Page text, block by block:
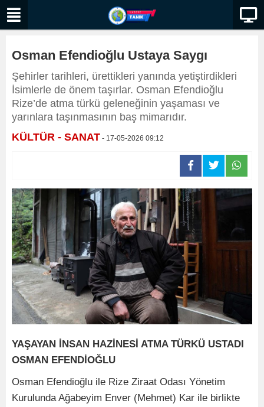
Osman Efendioğlu Ustaya Saygı
Şehirler tarihleri, ürettikleri yanında yetiştirdikleri
İsimlerle de önem taşırlar. Osman Efendioğlu
Rize’de atma türkü geleneğinin yaşaması ve
yarınlara taşınmasının baş mimarıdır.
KÜLTÜR - SANAT - 17-05-2026 09:12
YAŞAYAN İNSAN HAZİNESİ ATMA TÜRKÜ USTADI
OSMAN EFENDİOĞLU
Osman Efendioğlu ile Rize Ziraat Odası Yönetim
Kurulunda Ağabeyim Enver (Mehmet) Kar ile birlikte